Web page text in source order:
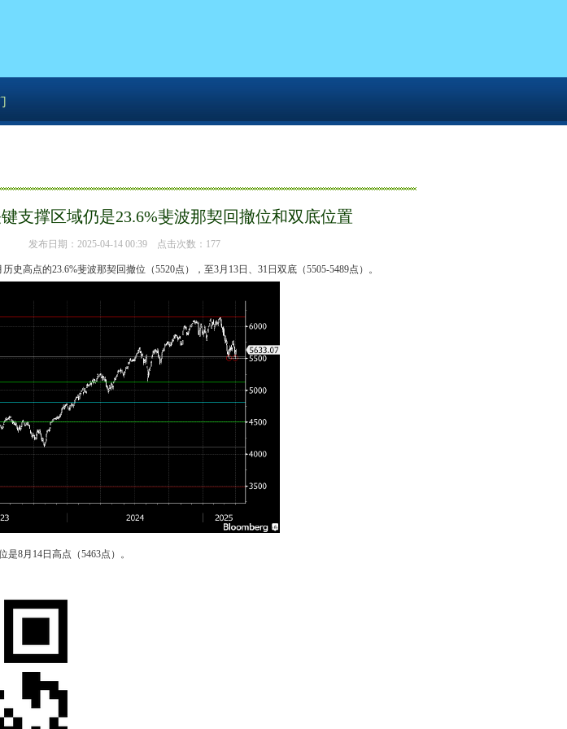
> 最新动态 > 标普500指数关键支撑区域仍是23.6%斐波那契回撤位和双底位置
支撑区域仍是23.6%斐波那契回撤位和双底位置
发布日期：2025-04-14 00:39 点击次数：177
高点的23.6%斐波那契回撤位（5520点），至3月13日、31日双底（5505-5489点）。
8月14日高点（5463点）。